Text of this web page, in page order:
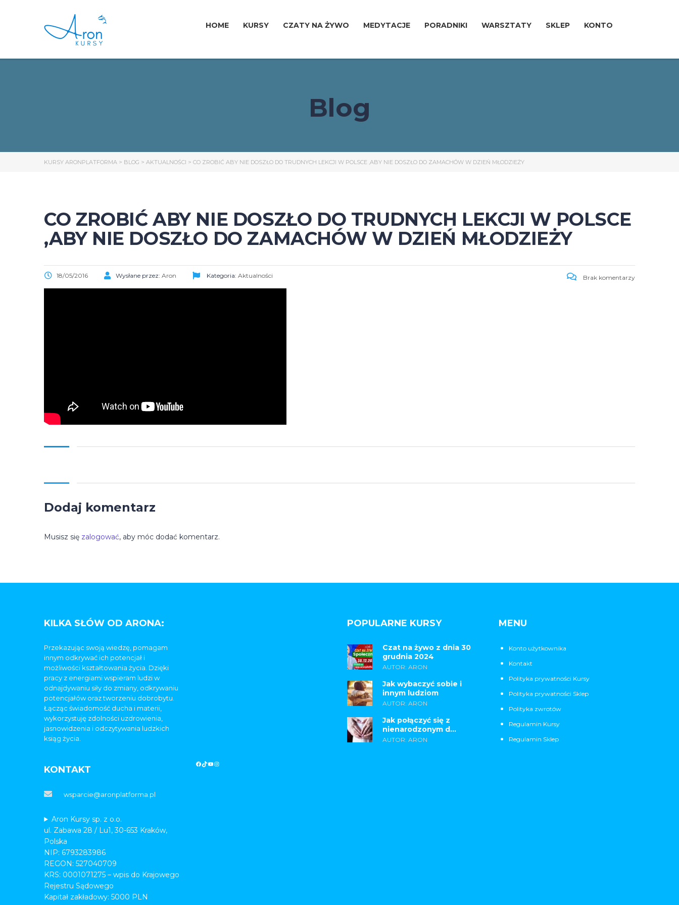
HOME KURSY CZATY NA ŻYWO MEDYTACJE PORADNIKI WARSZTATY SKLEP KONTO
Blog
KURSY ARONPLATFORMA > BLOG > AKTUALNOŚCI > CO ZROBIĆ ABY NIE DOSZŁO DO TRUDNYCH LEKCJI W POLSCE ,ABY NIE DOSZŁO DO ZAMACHÓW W DZIEŃ MŁODZIEŻY
CO ZROBIĆ ABY NIE DOSZŁO DO TRUDNYCH LEKCJI W POLSCE
,ABY NIE DOSZŁO DO ZAMACHÓW W DZIEŃ MŁODZIEŻY
18/05/2016 Wysłane przez: Aron Kategoria: Aktualności Brak komentarzy
Dodaj komentarz
Musisz się zalogować, aby móc dodać komentarz.
KILKA SŁÓW OD ARONA:
Przekazując swoją wiedzę, pomagam
innym odkrywać ich potencjał i
możliwości kształtowania życia. Dzięki
pracy z energiami wspieram ludzi w
odnajdywaniu siły do zmiany, odkrywaniu
potencjałów oraz tworzeniu dobrobytu.
Łącząc świadomość ducha i materii,
wykorzystuję zdolności uzdrowienia,
jasnowidzenia i odczytywania ludzkich
ksiąg życia.
POPULARNE KURSY
Czat na żywo z dnia 30
grudnia 2024
AUTOR: ARON
Jak wybaczyć sobie i
innym ludziom
AUTOR: ARON
Jak połączyć się z
nienarodzonym d...
AUTOR: ARON
MENU
Konto użytkownika
Kontakt
Polityka prywatności Kursy
Polityka prywatności Sklep
Polityka zwrotów
Regulamin Kursy
Regulamin Sklep
KONTAKT
wsparcie@aronplatforma.pl
Aron Kursy sp. z o.o.
ul. Zabawa 28 / Lu1, 30-653 Kraków,
Polska
NIP: 6793283986
REGON: 527040709
KRS: 0001071275 – wpis do Krajowego
Rejestru Sądowego
Kapitał zakładowy: 5000 PLN